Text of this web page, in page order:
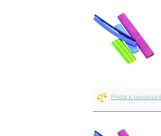
Přidat k porovnání